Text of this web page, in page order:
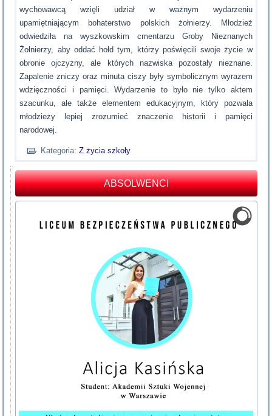
wychowawcą wzięli udział w ważnym wydarzeniu
upamiętniającym bohaterstwo polskich żołnierzy. Młodzież
odwiedziła na wyszkowskim cmentarzu Groby Nieznanych
Żołnierzy, aby oddać hołd tym, którzy poświęcili swoje życie w
obronie ojczyzny, ale których nazwiska pozostały nieznane.
Zapalenie zniczy oraz minuta ciszy były symbolicznym wyrazem
wdzięczności i pamięci. Wydarzenie to było nie tylko aktem
szacunku, ale także elementem edukacyjnym, który pozwala
młodzieży lepiej zrozumieć znaczenie historii i pamięci
narodowej.
Kategoria:Z życia szkoły
ABSOLWENCI